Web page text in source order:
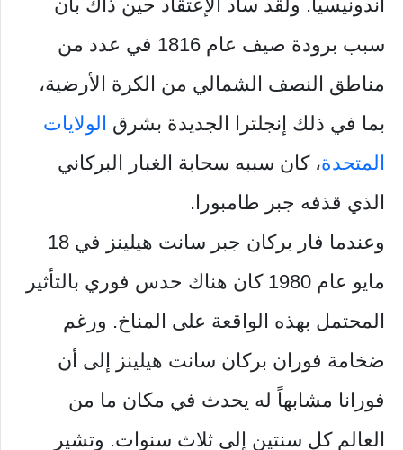
أندونيسيا. ولقد ساد الإعتقاد حين ذاك بأن
سبب برودة صيف عام 1816 في عدد من
مناطق النصف الشمالي من الكرة الأرضية،
بما في ذلك إنجلترا الجديدة بشرق الولايات
المتحدة، كان سببه سحابة الغبار البركاني
الذي قذفه جبر طامبورا.
وعندما فار بركان جبر سانت هيلينز في 18
مايو عام 1980 كان هناك حدس فوري بالتأثير
المحتمل بهذه الواقعة على المناخ. ورغم
ضخامة فوران بركان سانت هيلينز إلى أن
فورانا مشابهاً له يحدث في مكان ما من
العالم كل سنتين إلى ثلاث سنوات. وتشير